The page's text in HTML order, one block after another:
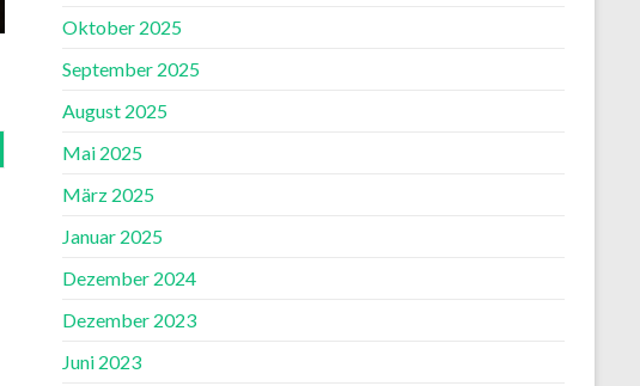
Oktober 2025
September 2025
August 2025
Mai 2025
März 2025
Januar 2025
Dezember 2024
Dezember 2023
Juni 2023